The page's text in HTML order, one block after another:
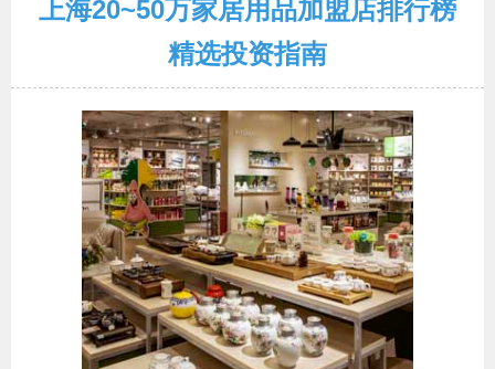
上海20~50万家居用品加盟店排行榜
精选投资指南